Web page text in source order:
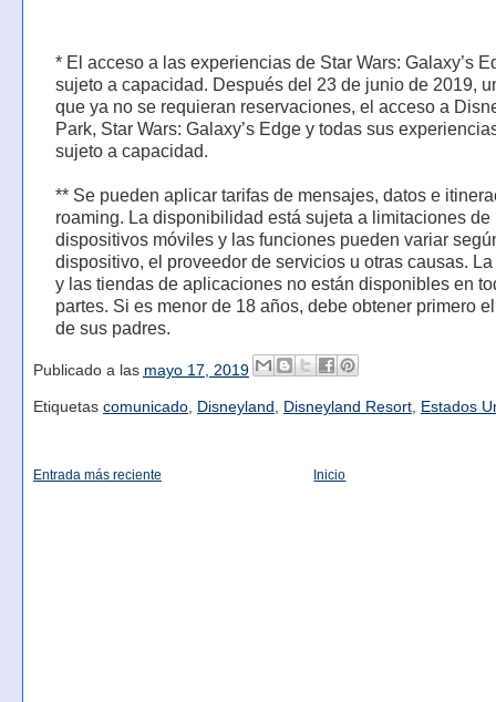
* El acceso a las experiencias de Star Wars: Galaxy’s
sujeto a capacidad. Después del 23 de junio de 2019,
que ya no se requieran reservaciones, el acceso a
Park, Star Wars: Galaxy’s Edge y todas sus
sujeto a capacidad.
** Se pueden aplicar tarifas de mensajes, datos e
roaming. La disponibilidad está sujeta a limitaciones de
dispositivos móviles y las funciones pueden variar
dispositivo, el proveedor de servicios u otras causas.
y las tiendas de aplicaciones no están disponibles en
partes. Si es menor de 18 años, debe obtener primero
de sus padres.
Publicado a las mayo 17, 2019
Etiquetas comunicado, Disneyland , Disneyland Resort, Estados
Entrada más reciente Inicio